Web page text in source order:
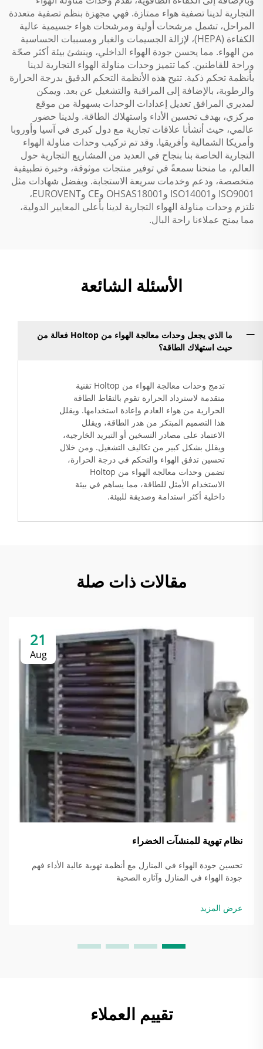
التجارية لدينا تصفية هواء ممتازة. فهي مجهزة بنظم تصفية متعددة
المراحل، تشمل مرشحات أولية ومرشحات هواء جسيمية عالية
الكفاءة (HEPA)، لإزالة الجسيمات والغبار ومسببات الحساسية
من الهواء. مما يحسن جودة الهواء الداخلي، وينشئ بيئة أكثر صحّة
وراحة للقاطنين. كما تتميز وحدات مناولة الهواء التجارية لدينا
بأنظمة تحكم ذكية. تتيح هذه الأنظمة التحكم الدقيق بدرجة الحرارة
والرطوبة، بالإضافة إلى المراقبة والتشغيل عن بعد. ويمكن
لمديري المرافق تعديل إعدادات الوحدات بسهولة من موقع
مركزي، بهدف تحسين الأداء واستهلاك الطاقة. ولدينا حضور
عالمي، حيث أنشأنا علاقات تجارية مع دول كبرى في آسيا وأوروبا
وأمريكا الشمالية وأفريقيا. وقد تم تركيب وحدات مناولة الهواء
التجارية الخاصة بنا بنجاح في العديد من المشاريع التجارية حول
العالم، ما منحنا سمعةً في توفير منتجات موثوقة، وخبرة تطبيقية
متخصصة، ودعم وخدمات سريعة الاستجابة. وبفضل شهادات مثل
ISO9001 وISO14001 وOHSAS18001 وCE وEUROVENT،
تلتزم وحدات مناولة الهواء التجارية لدينا بأعلى المعايير الدولية،
مما يمنح عملاءنا راحة البال.
الأسئلة الشائعة
ما الذي يجعل وحدات معالجة الهواء من Holtop فعالة من
حيث استهلاك الطاقة؟
تدمج وحدات معالجة الهواء من Holtop تقنية
متقدمة لاسترداد الحرارة تقوم بالتقاط الطاقة
الحرارية من هواء العادم وإعادة استخدامها. ويقلل
هذا التصميم المبتكر من هدر الطاقة، ويقلل
الاعتماد على مصادر التسخين أو التبريد الخارجية،
ويقلل بشكل كبير من تكاليف التشغيل. ومن خلال
تحسين تدفق الهواء والتحكم في درجة الحرارة،
تضمن وحدات معالجة الهواء من Holtop
الاستخدام الأمثل للطاقة، مما يساهم في بيئة
داخلية أكثر استدامة وصديقة للبيئة.
مقالات ذات صلة
21
Aug
نظام تهوية للمنشآت الخضراء
تحسين جودة الهواء في المنازل مع أنظمة تهوية عالية الأداء فهم
جودة الهواء في المنازل وآثاره الصحية
عرض المزيد
تقييم العملاء